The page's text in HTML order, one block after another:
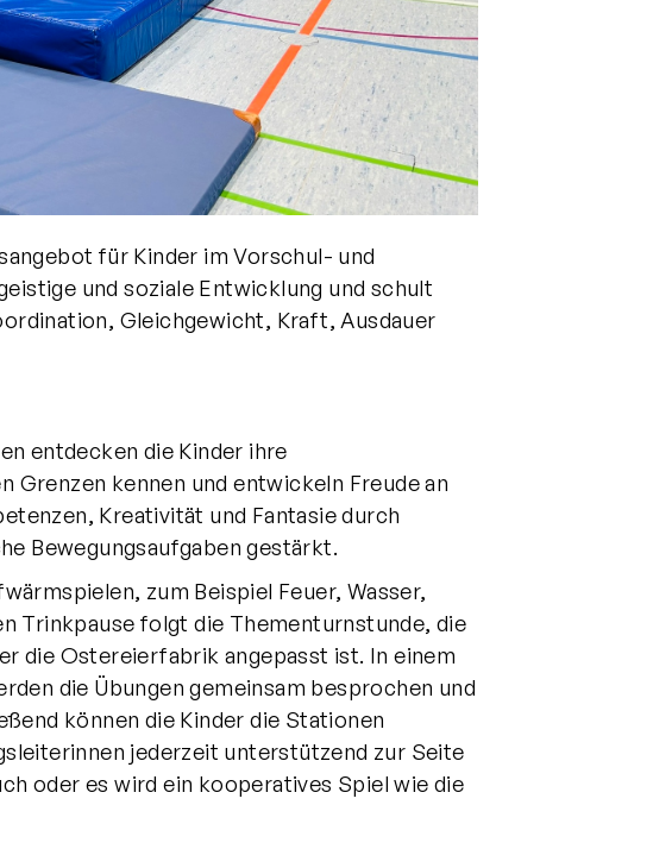
für Kinder im Vorschul- und
und soziale Entwicklung und schult
Gleichgewicht, Kraft, Ausdauer
entdecken die Kinder ihre
Grenzen kennen und entwickeln Freude an
Kreativität und Fantasie durch
Bewegungsaufgaben gestärkt.
zum Beispiel Feuer, Wasser,
Trinkpause folgt die Thementurnstunde, die
die Ostereierfabrik angepasst ist. In einem
die Übungen gemeinsam besprochen und
können die Kinder die Stationen
jederzeit unterstützend zur Seite
oder es wird ein kooperatives Spiel wie die